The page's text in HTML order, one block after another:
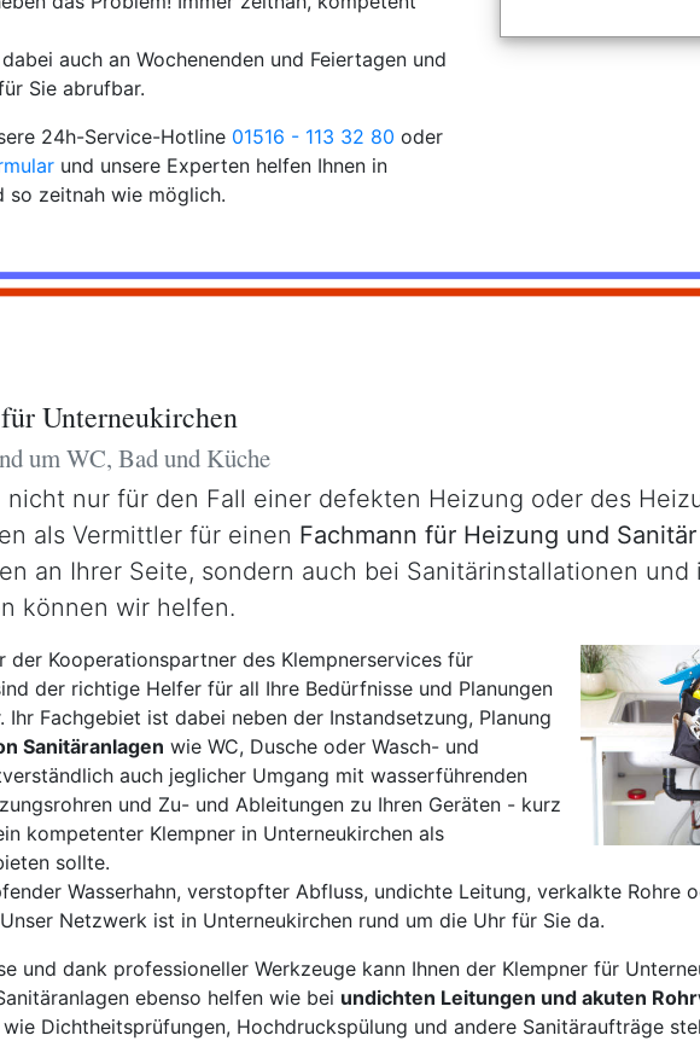
auch an Wochenenden und Feiertagen und
Sie abrufbar.
24h-Service-Hotline 01516 - 113 32 80 oder
und unsere Experten helfen Ihnen in
so zeitnah wie möglich.
Unterneukirchen
um WC, Bad und Küche
nicht nur für den Fall einer defekten Heizung oder des
als Vermittler für einen Fachmann für Heizung und Sanitär
an Ihrer Seite, sondern auch bei Sanitärinstallationen und
können wir helfen.
der Kooperationspartner des Klempnerservices für
der richtige Helfer für all Ihre Bedürfnisse und Planungen
Ihr Fachgebiet ist dabei neben der Instandsetzung, Planung
Sanitäranlagen wie WC, Dusche oder Wasch- und
auch jeglicher Umgang mit wasserführenden
und Zu- und Ableitungen zu Ihren Geräten - kurz
kompetenter Klempner in Unterneukirchen als
sollte.
Wasserhahn, verstopfter Abfluss, undichte Leitung, verkalkte Rohre
Netzwerk ist in Unterneukirchen rund um die Uhr für Sie da.
und dank professioneller Werkzeuge kann Ihnen der Klempner für
ebenso helfen wie bei undichten Leitungen und akuten
Dichtheitsprüfungen, Hochdruckspülung und andere Sanitäraufträge